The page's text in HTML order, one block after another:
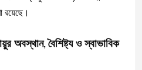
রয়েছে।
অবস্থান, বৈশিষ্ট্য ও স্বাভাবিক